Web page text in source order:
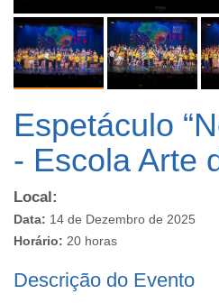
Espetáculo
- Escola Arte
Local:
Data: 14 de Dezembro de 2025
Horário: 20 horas
Descrição do Evento